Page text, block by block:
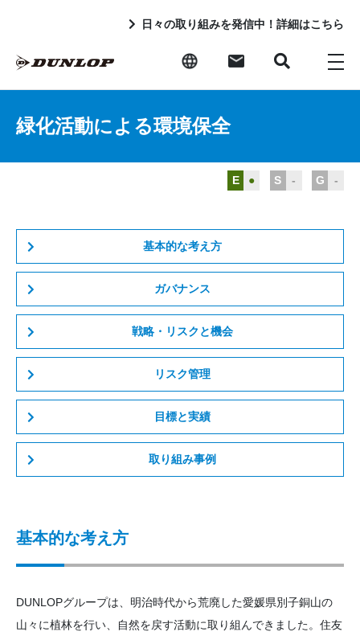
日々の取り組みを発信中！詳細はこちら
緑化活動による環境保全
E ● S - G -
基本的な考え方
ガバナンス
戦略・リスクと機会
リスク管理
目標と実績
取り組み事例
基本的な考え方
DUNLOPグループは、明治時代から荒廃した愛媛県別子銅山の
山々に植林を行い、自然を戻す活動に取り組んできました。住友